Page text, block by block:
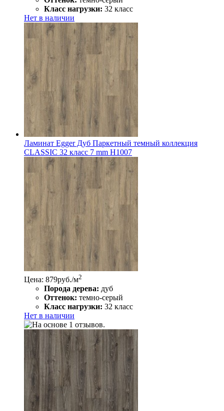
Класс нагрузки: 32 класс
Нет в наличии
Ламинат Egger Дуб Паркетный темный коллекция
CLASSIC 32 класс 7 mm Н1007
Цена: 879руб./м2
Порода дерева: дуб
Оттенок: темно-серый
Класс нагрузки: 32 класс
Нет в наличии